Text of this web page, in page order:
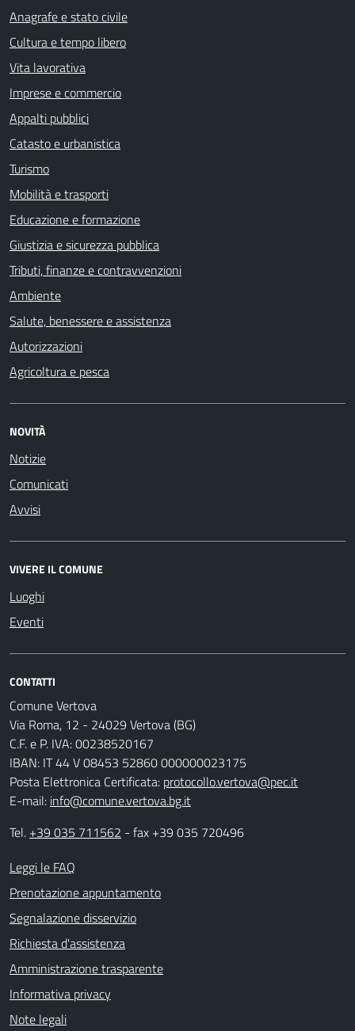
Anagrafe e stato civile
Cultura e tempo libero
Vita lavorativa
Imprese e commercio
Appalti pubblici
Catasto e urbanistica
Turismo
Mobilità e trasporti
Educazione e formazione
Giustizia e sicurezza pubblica
Tributi, finanze e contravvenzioni
Ambiente
Salute, benessere e assistenza
Autorizzazioni
Agricoltura e pesca
NOVITÀ
Notizie
Comunicati
Avvisi
VIVERE IL COMUNE
Luoghi
Eventi
CONTATTI
Comune Vertova
Via Roma, 12 - 24029 Vertova (BG)
C.F. e P. IVA: 00238520167
IBAN: IT 44 V 08453 52860 000000023175
Posta Elettronica Certificata: protocollo.vertova@pec.it
E-mail: info@comune.vertova.bg.it
Tel. +39 035 711562 - fax +39 035 720496
Leggi le FAQ
Prenotazione appuntamento
Segnalazione disservizio
Richiesta d'assistenza
Amministrazione trasparente
Informativa privacy
Note legali